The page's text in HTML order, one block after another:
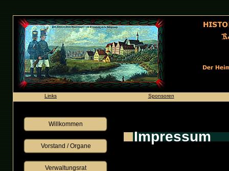
Links Sponsoren
Willkommen
Vorstand / Organe
Verwaltungsrat
Impressum